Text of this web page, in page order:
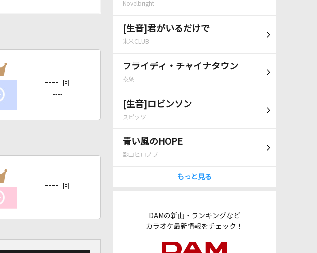
Novelbright
[生音]君がいるだけで
米米CLUB
フライディ・チャイナタウン
泰葉
[生音]ロビンソン
スピッツ
青い風のHOPE
影山ヒロノブ
もっと見る
DAMの新曲・ランキングなど
カラオケ最新情報をチェック！
---- 回
----
---- 回
----